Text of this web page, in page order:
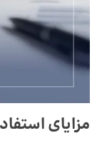
مزایای